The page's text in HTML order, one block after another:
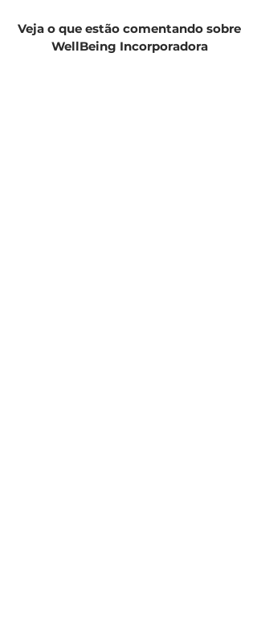
Veja o que estão comentando sobre
WellBeing Incorporadora